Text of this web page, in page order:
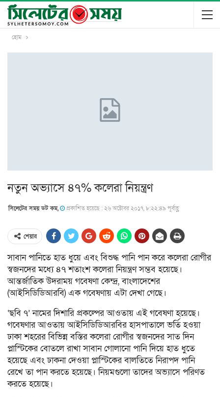
হোম
নতুন অভ্যাসে ৪৭% কলেরা নিয়ন্ত্রণ
সিলেটের সময় ডট কম, প্রকাশিত হয়েছে : ২৬ অক্টোবর ২০১৭, ৮:২২:৪৯ পূর্বাহ্ণ
শেয়ার
সাবান পানিতে হাত ধুয়ে এবং বিশুদ্ধ পানি পান করে কলেরা রোগীর
স্বজনদের মধ্যে ৪৭ শতাংশ কলেরা নিয়ন্ত্রণ সম্ভব হয়েছে।
আন্তর্জাতিক উদরাময় গবেষণা কেন্দ্র, বাংলাদেশের
(আইসিডিডিআরবি) এক গবেষণায় এটা দেখা গেছে।
‘ছবি ৭’ নামের দিশারি প্রকল্পের আওতায় এই গবেষণা হয়েছে।
গবেষণার আওতায় আইসিডিডিআরবির হাসপাতালে ভর্তি হওয়া
ঢাকা শহরের বিভিন্ন বস্তির কলেরা রোগীর স্বজনদের সাত দিন
প্লাস্টিকের বোতলে রাখা সাবান গোলানো পানি দিয়ে হাত ধুতে
হয়েছে এবং ঢাকনা দেওয়া প্লাস্টিকের বালতিতে নিরাপদ পানি
রেখে তা পান করতে হয়েছে। নিয়মগুলো তাদের অভ্যাসে পরিণত
করতে হয়েছে।